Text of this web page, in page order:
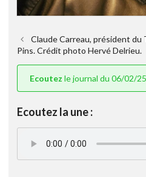
Claude Carreau, président du
Pins. Crédit photo Hervé Delrieu.
Ecoutez le journal du 06/02/25
Ecoutez la une :